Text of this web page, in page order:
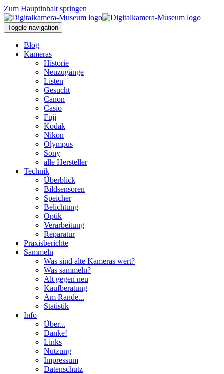
Zum Hauptinhalt springen
Toggle navigation
Blog
Kameras
Historie
Neuzugänge
Listen
Gesucht
Canon
Casio
Fuji
Kodak
Nikon
Olympus
Sony
alle Hersteller
Technik
Überblick
Bildsensoren
Speicher
Belichtung
Optik
Verarbeitung
Reparatur
Praxisberichte
Sammeln
Was sind alte Kameras wert?
Was sammeln?
Alt gegen neu
Kaufberatung
Am Rande...
Statistik
Info
Über...
Danke!
Links
Nutzung
Impressum
Datenschutz